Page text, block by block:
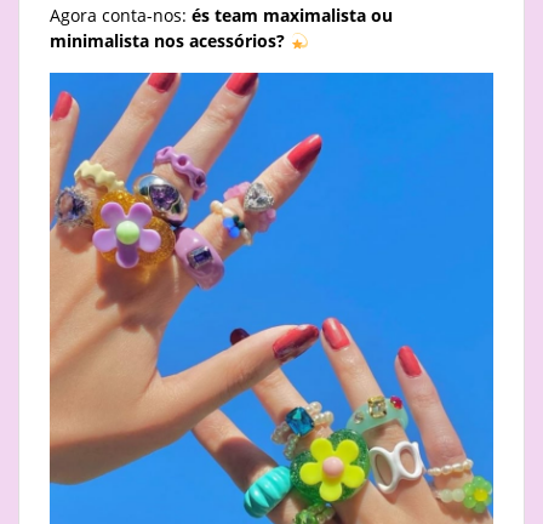
Agora conta-nos: és team maximalista ou
minimalista nos acessórios?